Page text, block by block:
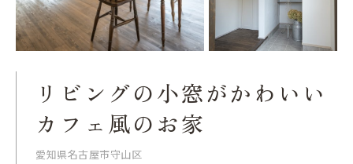
リビングの小窓がかわいい
カフェ風のお家
愛知県名古屋市守山区